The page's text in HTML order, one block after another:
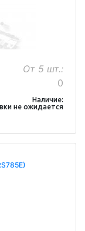
От 5 шт.:
0
Наличие:
не ожидается